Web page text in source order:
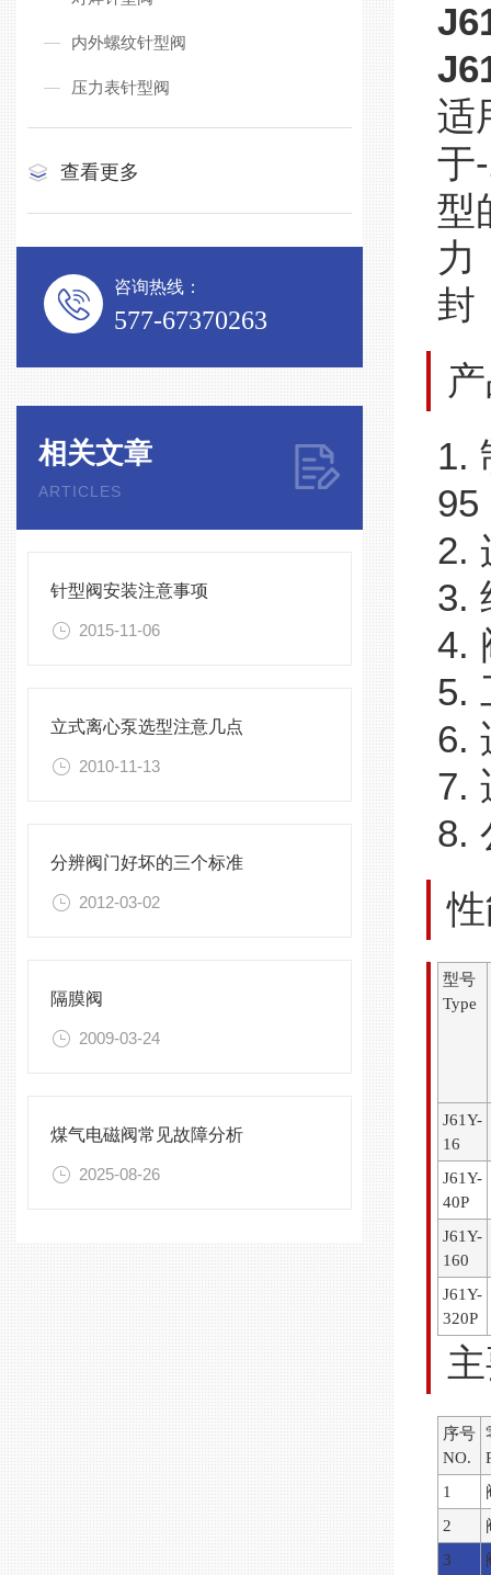
内外螺纹针型阀
压力表针型阀
查看更多
咨询热线：
577-67370263
相关文章
ARTICLES
针型阀安装注意事项
2015-11-06
立式离心泵选型注意几点
2010-11-13
分辨阀门好坏的三个标准
2012-03-02
隔膜阀
2009-03-24
煤气电磁阀常见故障分析
2025-08-26
适
于
型
力
封
1.
95
2.
3.
4.
5.
6.
7.
8.
型号
Type
J61Y-
16
J61Y-
40P
J61Y-
160
J61Y-
320P
序号
NO.
1
2
3